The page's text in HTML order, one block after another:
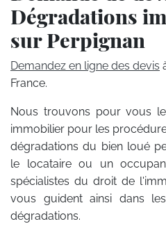
Dégradations
sur Perpignan
Demandez en ligne des devis
France.
Nous trouvons pour vous
immobilier pour les
dégradations du bien loué
le locataire ou un
spécialistes du droit de
vous guident ainsi dans
dégradations.